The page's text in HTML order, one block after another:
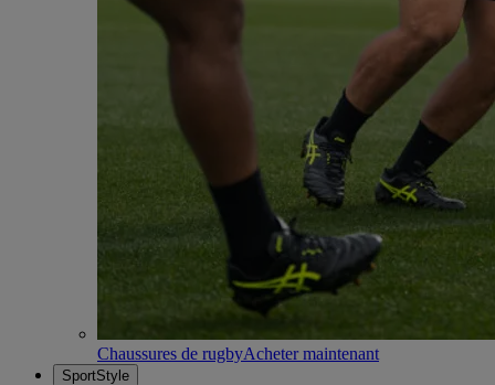
Chaussures de rugbyAcheter maintenant
SportStyle